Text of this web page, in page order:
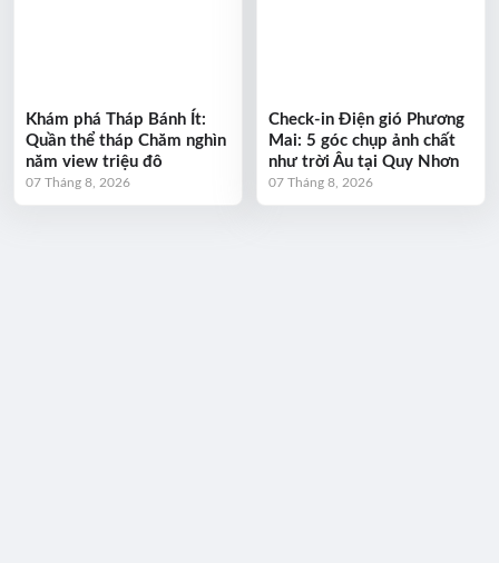
Khám phá Tháp Bánh Ít:
Quần thể tháp Chăm nghìn
năm view triệu đô
07 Tháng 8, 2026
Check-in Điện gió Phương
Mai: 5 góc chụp ảnh chất
như trời Âu tại Quy Nhơn
07 Tháng 8, 2026